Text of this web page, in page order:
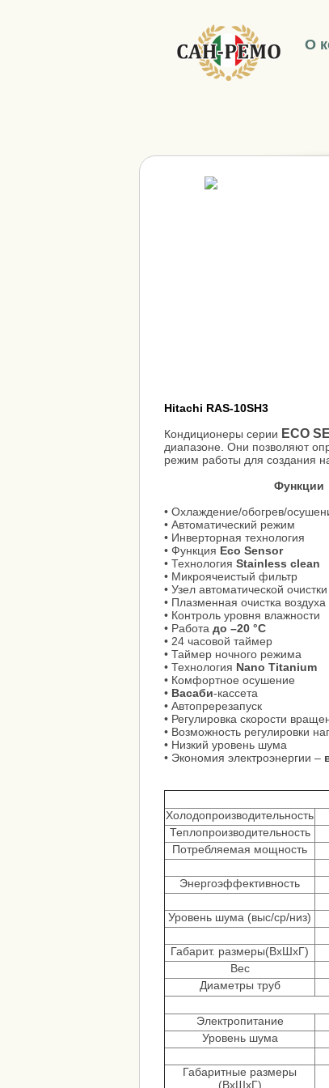
О
Hitachi RAS-10SH3
Кондиционеры серии ECO
диапазоне. Они позволяют
режим работы для создания
Функции
• Охлаждение/обогрев/
• Автоматический режим
• Инверторная технология
• Функция Eco Sensor
• Технология Stainless clean
• Микроячеистый фильтр
• Узел автоматической
• Плазменная очистка воздуха
• Контроль уровня влажности
• Работа до –20 °С
• 24 часовой таймер
• Таймер ночного режима
• Технология Nano Titanium
• Комфортное осушение
• Васаби-кассета
• Автопререзапуск
• Регулировка скорости
• Возможность регулировки
• Низкий уровень шума
• Экономия электроэнергии –
Холодопроизводительность
Теплопроизводительность
Потребляемая мощность
Энергоэффективность
Уровень шума (выс/ср/низ)
Габарит. размеры(ВxШxГ)
Вес
Диаметры труб
Электропитание
Уровень шума
Габаритные размеры
(ВxШxГ)